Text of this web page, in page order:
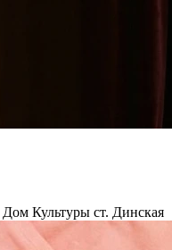
Дом Культуры ст. Динская